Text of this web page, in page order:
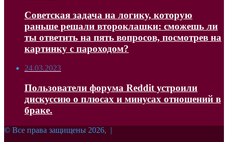
Советская задача на логику, которую
раньше решали второклашки: сможешь ли
ты ответить на пять вопросов, посмотрев на
картинку с пароходом?
24.03.2023
Пользователи форума Reddit устроили
дискуссию о плюсах и минусах отношений в
браке.
© Все права защищены 2026, |